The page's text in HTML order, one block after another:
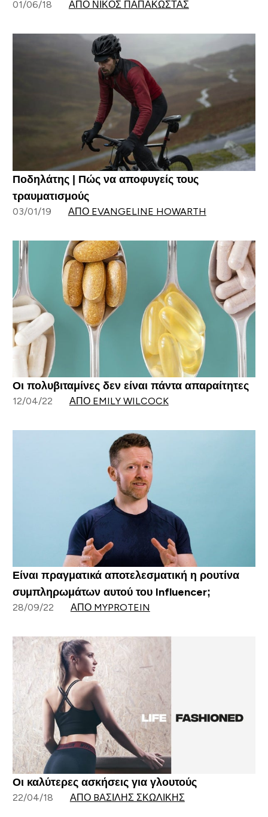
01/06/18 ΑΠΌ ΝΊΚΟΣ ΠΑΠΑΚΏΣΤΑΣ
Ποδηλάτης | Πώς να αποφυγείς τους
τραυματισμούς
03/01/19 ΑΠΌ EVANGELINE HOWARTH
Οι πολυβιταμίνες δεν είναι πάντα απαραίτητες
12/04/22 ΑΠΌ EMILY WILCOCK
Είναι πραγματικά αποτελεσματική η ρουτίνα
συμπληρωμάτων αυτού του Influencer;
28/09/22 ΑΠΌ MYPROTEIN
Οι καλύτερες ασκήσεις για γλουτούς
22/04/18 ΑΠΌ BΑΣΊΛΗΣ ΣΚΩΛΊΚΗΣ